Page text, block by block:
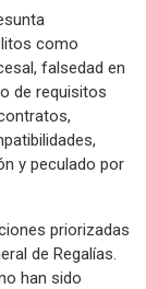
como
falsedad en
de requisitos
y peculado por
priorizadas
de Regalías.
han sido